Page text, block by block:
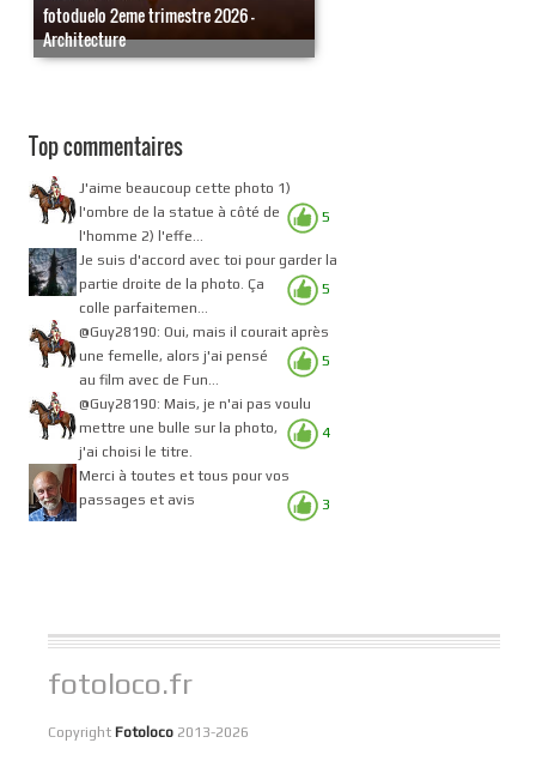
fotoduelo 2eme trimestre 2026 -
Architecture
Top commentaires
5
J'aime beaucoup cette photo 1)
l'ombre de la statue à côté de
l'homme 2) l'effe...
5
Je suis d'accord avec toi pour garder la
partie droite de la photo. Ça
colle parfaitemen...
5
@Guy28190: Oui, mais il courait après
une femelle, alors j'ai pensé
au film avec de Fun...
4
@Guy28190: Mais, je n'ai pas voulu
mettre une bulle sur la photo,
j'ai choisi le titre.
3
Merci à toutes et tous pour vos
passages et avis
fotoloco.fr
Copyright Fotoloco 2013-2026